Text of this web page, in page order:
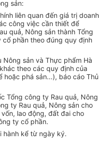
sản:
liên quan đến giá trị doanh
công việc cần thiết để
quả, Nông sản thành Tổng
phần theo đúng quy định
sản và Thực phẩm Hà
theo các quy định của
hoặc phá sản...), báo cáo Thủ
Tổng công ty Rau quả, Nông
ty Rau quả, Nông sản cho
lao động, đất đai cho
ty cổ phần.
hành kể từ ngày ký.